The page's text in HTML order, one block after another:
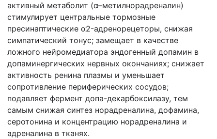
активный метаболит (α–метилнорадреналин)
стимулирует центральные тормозные
пресинаптические α2-адренорецеторы, снижая
симпатический тонус; замещает в качестве
ложного нейромедиатора эндогенный допамин в
допаминергических нервных окончаниях; снижает
активность ренина плазмы и уменьшает
сопротивление периферических сосудов;
подавляет фермент допа-декарбоксилазу, тем
самым снижая синтез норадреналина, дофамина,
серотонина и концентрацию норадреналина и
адреналина в тканях.